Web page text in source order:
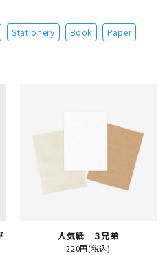
Stationery Book
Paper
人気紙 ３兄弟
220円(税込)